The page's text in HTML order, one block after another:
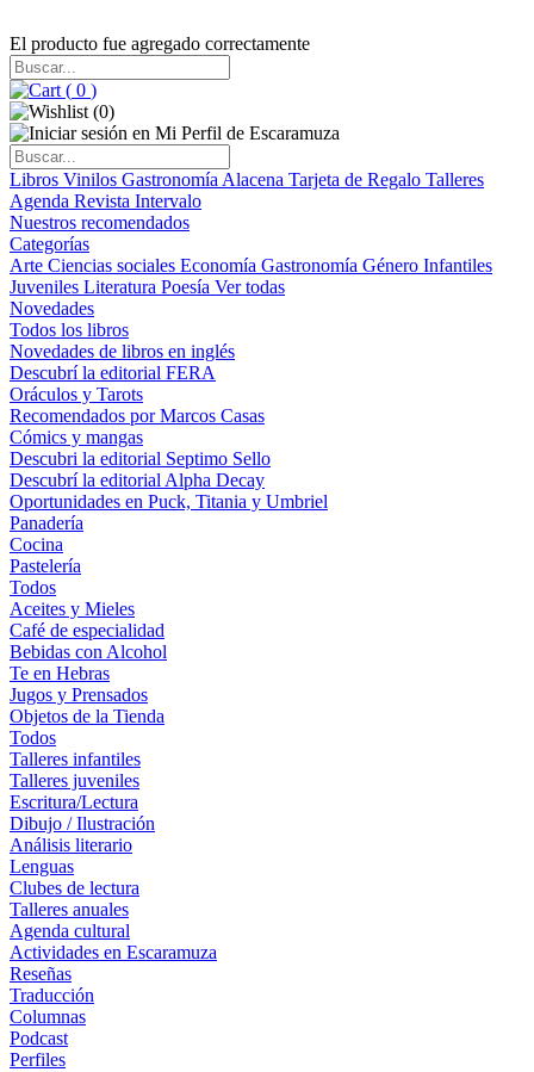
El producto fue agregado correctamente
( 0 )
(0)
Libros Vinilos Gastronomía Alacena Tarjeta de Regalo Talleres
Agenda Revista Intervalo
Nuestros recomendados
Categorías
Arte Ciencias sociales Economía Gastronomía Género Infantiles
Juveniles Literatura Poesía Ver todas
Novedades
Todos los libros
Novedades de libros en inglés
Descubrí la editorial FERA
Oráculos y Tarots
Recomendados por Marcos Casas
Cómics y mangas
Descubri la editorial Septimo Sello
Descubrí la editorial Alpha Decay
Oportunidades en Puck, Titania y Umbriel
Panadería
Cocina
Pastelería
Todos
Aceites y Mieles
Café de especialidad
Bebidas con Alcohol
Te en Hebras
Jugos y Prensados
Objetos de la Tienda
Todos
Talleres infantiles
Talleres juveniles
Escritura/Lectura
Dibujo / Ilustración
Análisis literario
Lenguas
Clubes de lectura
Talleres anuales
Agenda cultural
Actividades en Escaramuza
Reseñas
Traducción
Columnas
Podcast
Perfiles